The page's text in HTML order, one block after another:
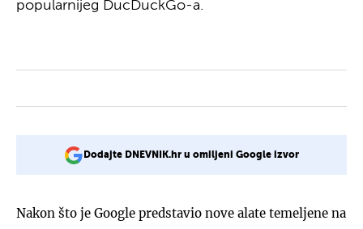
popularnijeg DucDuckGo-a.
Dodajte DNEVNIK.hr u omiljeni Google izvor
Nakon što je Google predstavio nove alate temeljene na